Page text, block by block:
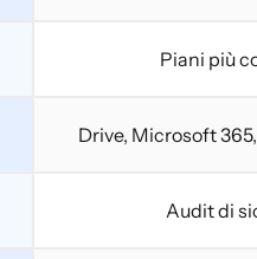
Piani più
Drive, Microsoft
Audit di